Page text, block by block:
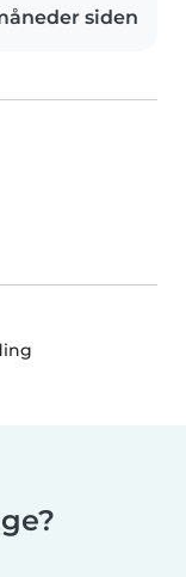
siden